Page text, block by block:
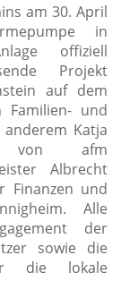
am 30. April
in
offiziell
Projekt
auf dem
Familien- und
Katja
von afm
Albrecht
Finanzen und
Alle
der
sowie die
die lokale